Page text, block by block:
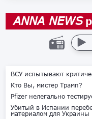
ANNA NEWS
ВСУ испытывают
Кто Вы, мистер Трамп?
Pfizer нелегально
Убитый в Испании
материалом для Украины